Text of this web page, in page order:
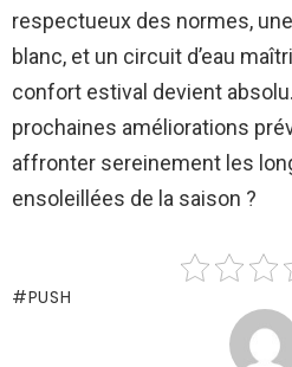
respectueux des normes,
blanc, et un circuit d’eau
confort estival devient
prochaines améliorations
affronter sereinement les
ensoleillées de la saison ?
PUSH